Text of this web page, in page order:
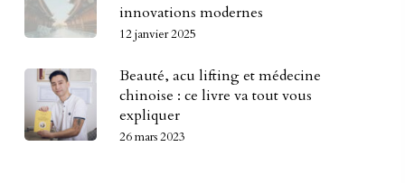
innovations modernes
12 janvier 2025
Beauté, acu lifting et médecine
chinoise : ce livre va tout vous
expliquer
26 mars 2023